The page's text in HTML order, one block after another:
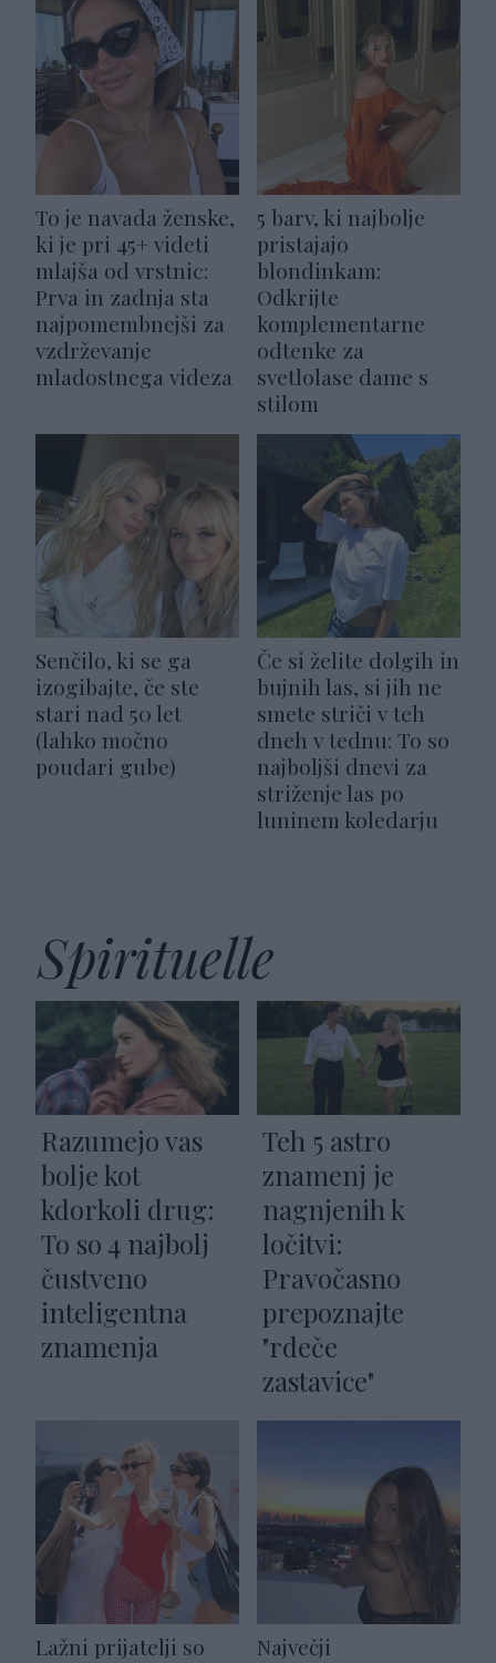
To je navada ženske,
ki je pri 45+ videti
mlajša od vrstnic:
Prva in zadnja sta
najpomembnejši za
vzdrževanje
mladostnega videza
5 barv, ki najbolje
pristajajo
blondinkam:
Odkrijte
komplementarne
odtenke za
svetlolase dame s
stilom
Senčilo, ki se ga
izogibajte, če ste
stari nad 50 let
(lahko močno
poudari gube)
Če si želite dolgih in
bujnih las, si jih ne
smete striči v teh
dneh v tednu: To so
najboljši dnevi za
striženje las po
luninem koledarju
Spirituelle
Razumejo vas
bolje kot
kdorkoli drug:
To so 4 najbolj
čustveno
inteligentna
znamenja
Teh 5 astro
znamenj je
nagnjenih k
ločitvi:
Pravočasno
prepoznajte
"rdeče
zastavice"
Lažni prijatelji so
Največji